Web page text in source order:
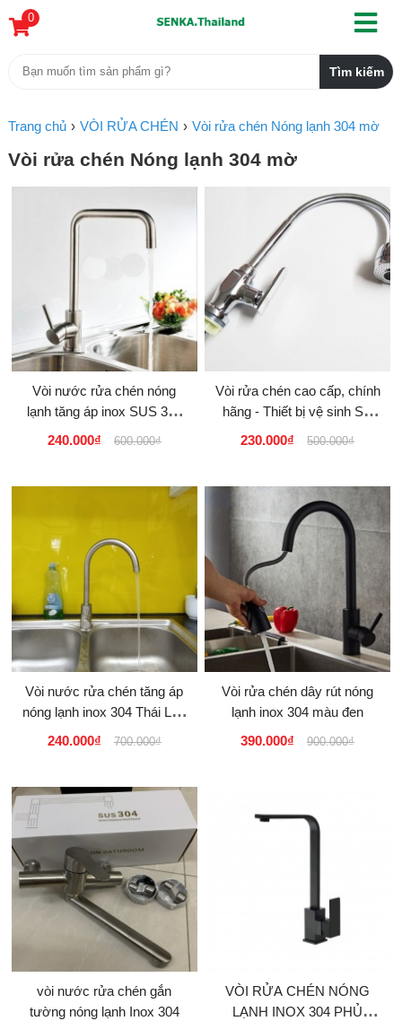
0
Trang chủ VÒI RỬA CHÉN Vòi rửa chén Nóng lạnh 304 mờ
Vòi rửa chén Nóng lạnh 304 mờ
Vòi nước rửa chén nóng
lạnh tăng áp inox SUS 304
EL-T012 giá rẻ tại tphcm
240.000₫ 600.000₫
Vòi rửa chén cao cấp, chính
hãng - Thiết bị vệ sinh Sài
Gòn
230.000₫ 500.000₫
Vòi nước rửa chén tăng áp
nóng lạnh inox 304 Thái Lan
K569 220K
240.000₫ 700.000₫
Vòi rửa chén dây rút nóng
lạnh inox 304 màu đen
390.000₫
900.000₫
vòi nước rửa chén gắn
tường nóng lạnh Inox 304
VÒI RỬA CHÉN NÓNG
LẠNH INOX 304 PHỦ